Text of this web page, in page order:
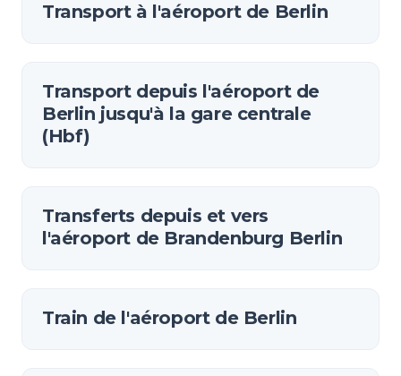
Transport à l'aéroport de Berlin
Transport depuis l'aéroport de
Berlin jusqu'à la gare centrale
(Hbf)
Transferts depuis et vers
l'aéroport de Brandenburg Berlin
Train de l'aéroport de Berlin